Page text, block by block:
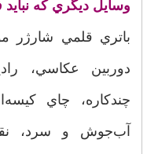
وسايل ديگري كه
باتري قلمي شارژر
دوربين عكاسي،
چندكاره، چاي
آب‌جوش و سرد،